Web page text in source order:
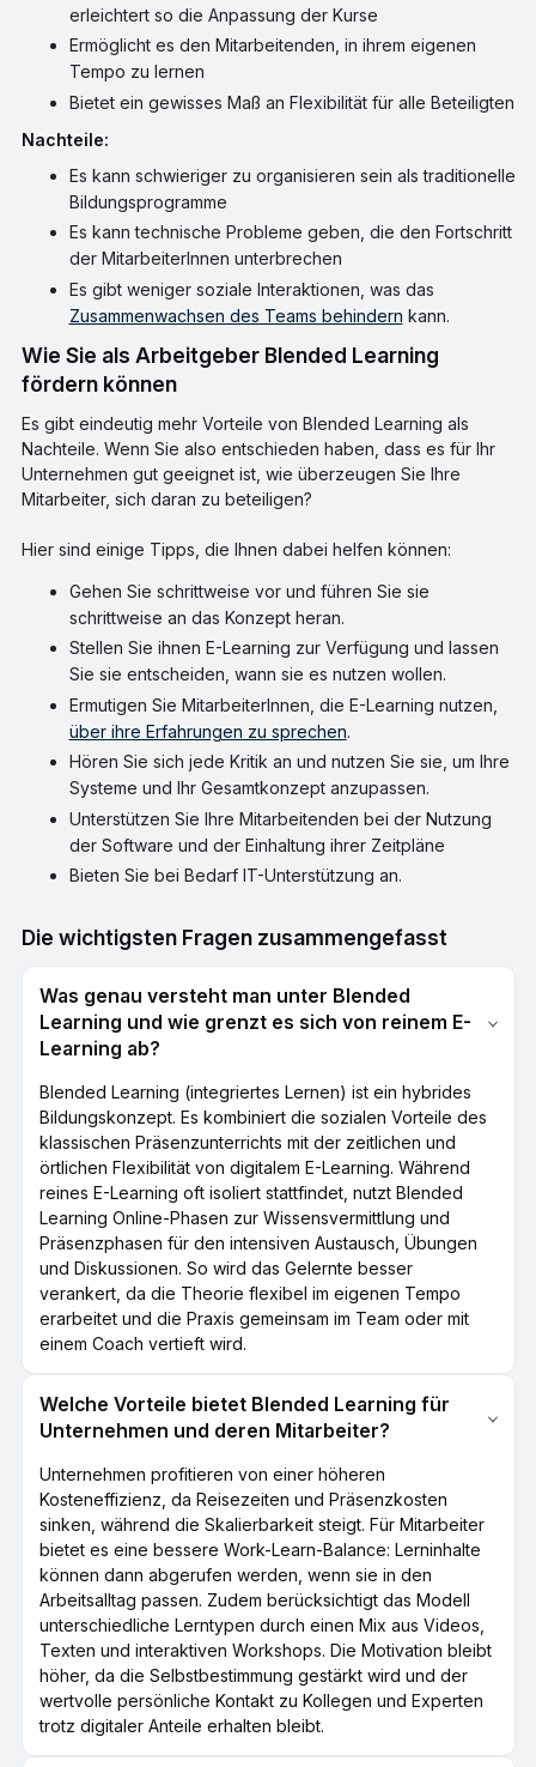
erleichtert so die Anpassung der Kurse
Ermöglicht es den Mitarbeitenden, in ihrem eigenen
Tempo zu lernen
Bietet ein gewisses Maß an Flexibilität für alle Beteiligten
Nachteile:
Es kann schwieriger zu organisieren sein als traditionelle
Bildungsprogramme
Es kann technische Probleme geben, die den Fortschritt
der MitarbeiterInnen unterbrechen
Es gibt weniger soziale Interaktionen, was das
Zusammenwachsen des Teams behindern kann.
Wie Sie als Arbeitgeber Blended Learning
fördern können
Es gibt eindeutig mehr Vorteile von Blended Learning als
Nachteile. Wenn Sie also entschieden haben, dass es für Ihr
Unternehmen gut geeignet ist, wie überzeugen Sie Ihre
Mitarbeiter, sich daran zu beteiligen?
Hier sind einige Tipps, die Ihnen dabei helfen können:
Gehen Sie schrittweise vor und führen Sie sie
schrittweise an das Konzept heran.
Stellen Sie ihnen E-Learning zur Verfügung und lassen
Sie sie entscheiden, wann sie es nutzen wollen.
Ermutigen Sie MitarbeiterInnen, die E-Learning nutzen,
über ihre Erfahrungen zu sprechen.
Hören Sie sich jede Kritik an und nutzen Sie sie, um Ihre
Systeme und Ihr Gesamtkonzept anzupassen.
Unterstützen Sie Ihre Mitarbeitenden bei der Nutzung
der Software und der Einhaltung ihrer Zeitpläne
Bieten Sie bei Bedarf IT-Unterstützung an.
Die wichtigsten Fragen zusammengefasst
Was genau versteht man unter Blended
Learning und wie grenzt es sich von reinem E-
Learning ab?
Blended Learning (integriertes Lernen) ist ein hybrides
Bildungskonzept. Es kombiniert die sozialen Vorteile des
klassischen Präsenzunterrichts mit der zeitlichen und
örtlichen Flexibilität von digitalem E-Learning. Während
reines E-Learning oft isoliert stattfindet, nutzt Blended
Learning Online-Phasen zur Wissensvermittlung und
Präsenzphasen für den intensiven Austausch, Übungen
und Diskussionen. So wird das Gelernte besser
verankert, da die Theorie flexibel im eigenen Tempo
erarbeitet und die Praxis gemeinsam im Team oder mit
einem Coach vertieft wird.
Welche Vorteile bietet Blended Learning für
Unternehmen und deren Mitarbeiter?
Unternehmen profitieren von einer höheren
Kosteneffizienz, da Reisezeiten und Präsenzkosten
sinken, während die Skalierbarkeit steigt. Für Mitarbeiter
bietet es eine bessere Work-Learn-Balance: Lerninhalte
können dann abgerufen werden, wenn sie in den
Arbeitsalltag passen. Zudem berücksichtigt das Modell
unterschiedliche Lerntypen durch einen Mix aus Videos,
Texten und interaktiven Workshops. Die Motivation bleibt
höher, da die Selbstbestimmung gestärkt wird und der
wertvolle persönliche Kontakt zu Kollegen und Experten
trotz digitaler Anteile erhalten bleibt.